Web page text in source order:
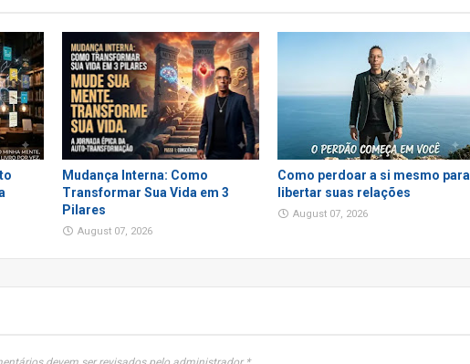
Mudança Interna: Como
Transformar Sua Vida em 3
Pilares
August 07, 2026
Como perdoar a si mesmo para
libertar suas relações
August 07, 2026